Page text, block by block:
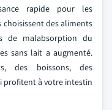
rapide pour les
choisissent des aliments
de malabsorption du
sans lait a augmenté.
des boissons, des
profitent à votre intestin